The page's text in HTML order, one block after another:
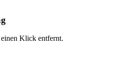
Klick entfernt.